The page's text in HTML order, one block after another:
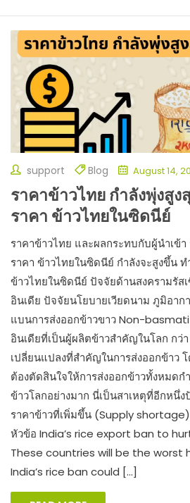
support Blog August 14,
ราคาข้าวไทย กำลังพุ่งสูง
ราคา ข้าวไทยในซิดนีย์
ราคาข้าวไทย และผลกระทบกับผู้นำเข้
ราคา ข้าวไทยในซิดนีย์ กำลังจะสูงขึ้น
ข้าวไทยในซิดนีย์ ปัจจัยด้านสงครามรัส
อินเดีย ปัจจัยนโยบายเวียดนาม ภูมิอาก
แบนการส่งออกข้าวขาว Non-
อินเดียที่เป็นผู้ผลิตข้าวสำคัญในโลก กว่
เปลี่ยนแปลงที่สำคัญในการส่งออกข้าว
ต้องตัดสินใจให้การส่งออกข้าวทั้งหมดก
ข้าวโลกอย่างมาก นี่เป็นสาเหตุที่อีกหนึ่
ราคาข้าวที่เพิ่มขึ้น (Supply shortage)
หัวข้อ India’s rice export ban to
These countries will be the worst
India’s rice ban could […]